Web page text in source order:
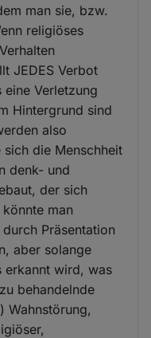
man sie, bzw.
religiöses
JEDES Verbot
Verletzung
Hintergrund sind
also
die Menschheit
denk- und
der sich
man
Präsentation
aber solange
erkannt wird, was
behandelnde
Wahnstörung,